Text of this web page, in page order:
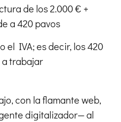
de los 2.000 € +
a 420 pavos
el IVA; es decir, los 420
a trabajar
con la flamante web,
digitalizador— al